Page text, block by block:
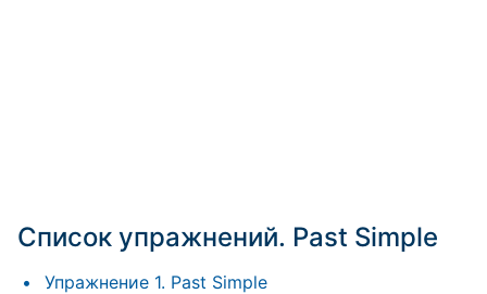
Список упражнений. Past Simple
Упражнение 1. Past Simple